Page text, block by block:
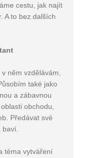
cestu, jak najít
A to bez dalších
něm vzdělávám,
také jako
a zábavnou
obchodu,
Předávat své
téma vytváření